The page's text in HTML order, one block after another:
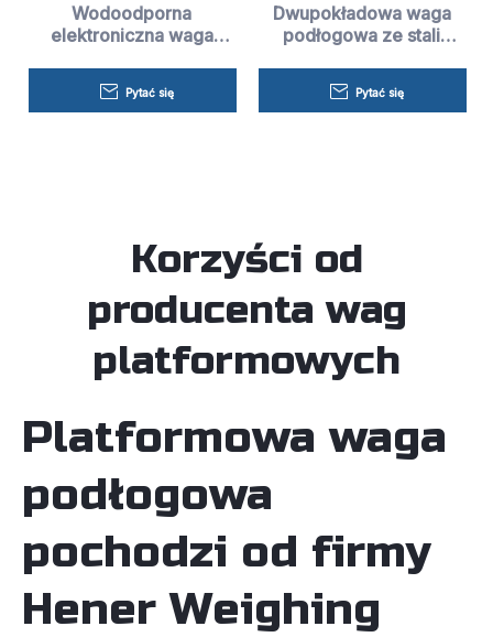
Wodoodporna
elektroniczna waga
5 ton
Pytać się
Dwupokładowa waga
podłogowa ze stali
Pytać się
Korzyści od
producenta wag
platformowych
Platformowa waga
podłogowa
pochodzi od firmy
Hener Weighing